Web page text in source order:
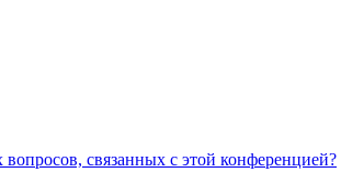
связанных с этой конференцией?